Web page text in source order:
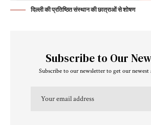
दिल्ली की प्रतिष्ठित संस्थान की छात्राओं से शोषण
Subscribe to Our
Subscribe to our newsletter to get our newest